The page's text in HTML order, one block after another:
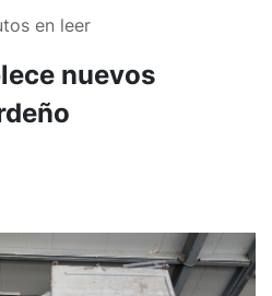
en leer
nuevos